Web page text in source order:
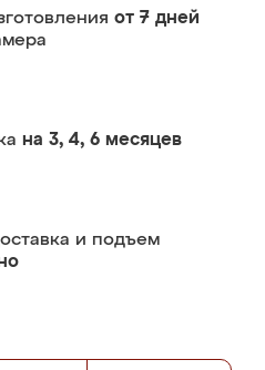
от 7 дней
на 3, 4, 6 месяцев
и подъем